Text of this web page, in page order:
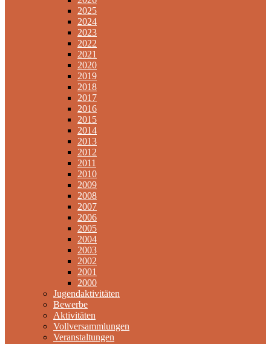
2025
2024
2023
2022
2021
2020
2019
2018
2017
2016
2015
2014
2013
2012
2011
2010
2009
2008
2007
2006
2005
2004
2003
2002
2001
2000
Jugendaktivitäten
Bewerbe
Aktivitäten
Vollversammlungen
Veranstaltungen